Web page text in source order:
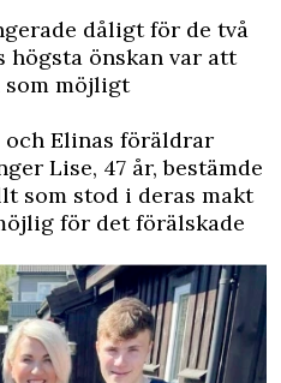
dåligt för de två
högsta önskan var att
möjligt
Elinas föräldrar
Lise, 47 år, bestämde
som stod i deras makt
för det förälskade